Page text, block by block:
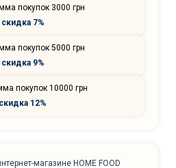
покупок 3000 грн
скидка 7%
покупок 5000 грн
скидка 9%
покупок 10000 грн
скидка 12%
магазине HOME FOOD